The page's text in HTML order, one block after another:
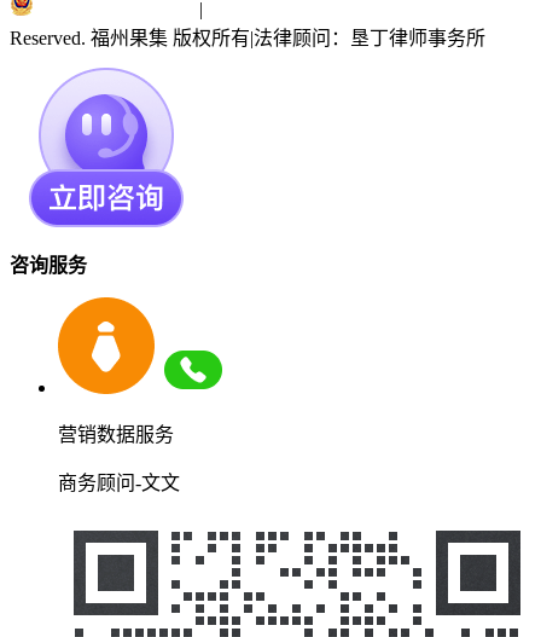
|
Reserved. 福州果集 版权所有|法律顾问：垦丁律师事务所
咨询服务
营销数据服务
商务顾问-文文